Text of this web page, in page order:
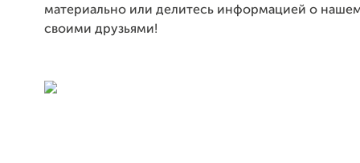
материально или делитесь информацией о
своими друзьями!